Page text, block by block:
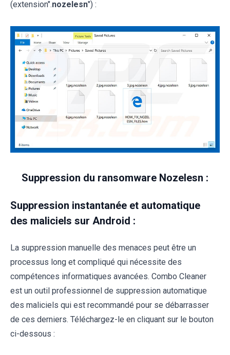
(extension".nozelesn") :
Suppression du ransomware Nozelesn :
Suppression instantanée et automatique
des maliciels sur Android :
La suppression manuelle des menaces peut être un
processus long et compliqué qui nécessite des
compétences informatiques avancées. Combo Cleaner
est un outil professionnel de suppression automatique
des maliciels qui est recommandé pour se débarrasser
de ces derniers. Téléchargez-le en cliquant sur le bouton
ci-dessous :